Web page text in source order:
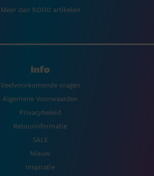
Meer dan 9.000 artikelen
Info
Veelvoorkomende vragen
Algemene Voorwaarden
Privacybeleid
Retourinformatie
SALE
Nieuw
Inspiratie